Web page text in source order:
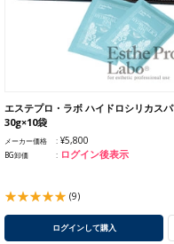
エステプロ・ラボ ハイドロシリカスパ
30g×10袋
メーカー価格 ¥5,800
BG卸価 ログイン後表示
(9)
ログインして購入